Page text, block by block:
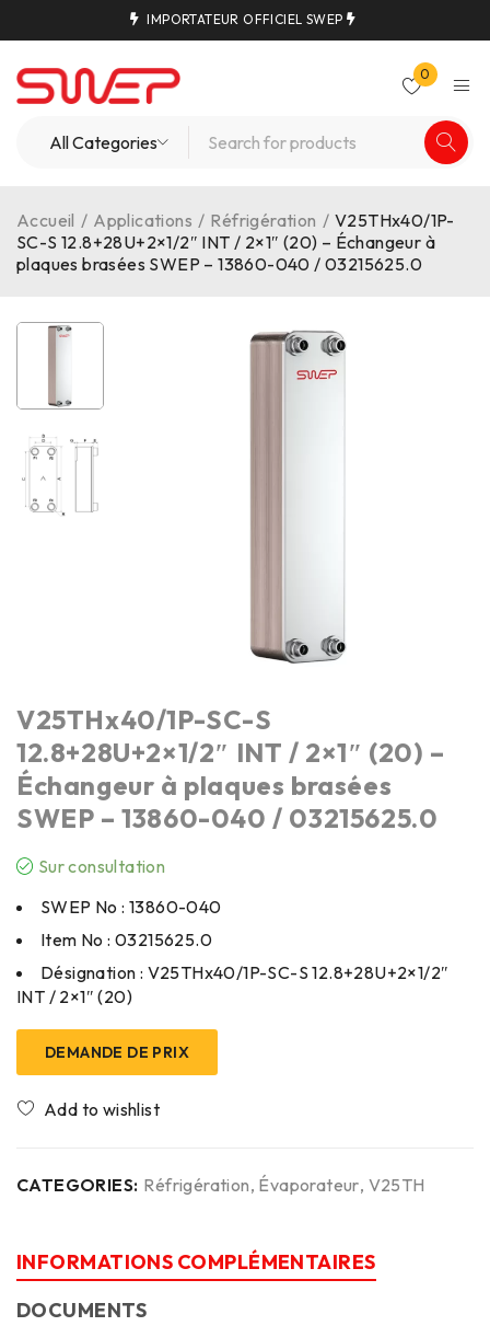
IMPORTATEUR OFFICIEL SWEP
0
Accueil / Applications / Réfrigération / V25THx40/1P-
SC-S 12.8+28U+2×1/2″ INT / 2×1″ (20) – Échangeur à
plaques brasées SWEP – 13860-040 / 03215625.0
V25THx40/1P-SC-S
12.8+28U+2×1/2″ INT / 2×1″ (20) –
Échangeur à plaques brasées
SWEP – 13860-040 / 03215625.0
Sur consultation
SWEP No : 13860-040
Item No : 03215625.0
Désignation : V25THx40/1P-SC-S 12.8+28U+2×1/2″
INT / 2×1″ (20)
DEMANDE DE PRIX
CATEGORIES: Réfrigération, Évaporateur, V25TH
INFORMATIONS COMPLÉMENTAIRES
DOCUMENTS